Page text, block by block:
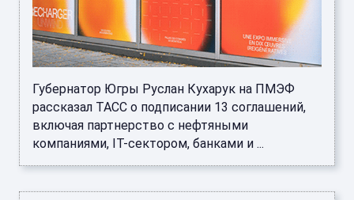
Губернатор Югры Руслан Кухарук на ПМЭФ
рассказал ТАСС о подписании 13 соглашений,
включая партнерство с нефтяными
компаниями, IT-сектором, банками и ...